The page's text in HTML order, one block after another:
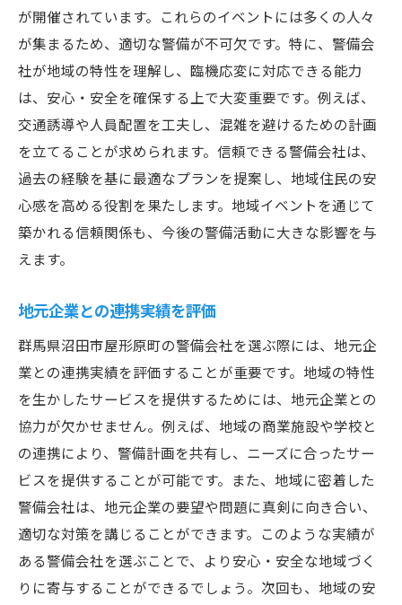
が開催されています。これらのイベントには多くの人々
が集まるため、適切な警備が不可欠です。特に、警備会
社が地域の特性を理解し、臨機応変に対応できる能力
は、安心・安全を確保する上で大変重要です。例えば、
交通誘導や人員配置を工夫し、混雑を避けるための計画
を立てることが求められます。信頼できる警備会社は、
過去の経験を基に最適なプランを提案し、地域住民の安
心感を高める役割を果たします。地域イベントを通じて
築かれる信頼関係も、今後の警備活動に大きな影響を与
えます。
地元企業との連携実績を評価
群馬県沼田市屋形原町の警備会社を選ぶ際には、地元企
業との連携実績を評価することが重要です。地域の特性
を生かしたサービスを提供するためには、地元企業との
協力が欠かせません。例えば、地域の商業施設や学校と
の連携により、警備計画を共有し、ニーズに合ったサー
ビスを提供することが可能です。また、地域に密着した
警備会社は、地元企業の要望や問題に真剣に向き合い、
適切な対策を講じることができます。このような実績が
ある警備会社を選ぶことで、より安心・安全な地域づく
りに寄与することができるでしょう。次回も、地域の安